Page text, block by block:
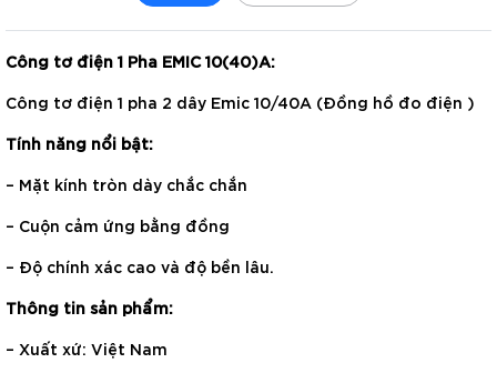
Công tơ điện 1 Pha EMIC 10(40)A:
Công tơ điện 1 pha 2 dây Emic 10/40A (Đồng hồ đo điện )
Tính năng nổi bật:
– Mặt kính tròn dày chắc chắn
– Cuộn cảm ứng bằng đồng
– Độ chính xác cao và độ bền lâu.
Thông tin sản phẩm:
– Xuất xứ: Việt Nam